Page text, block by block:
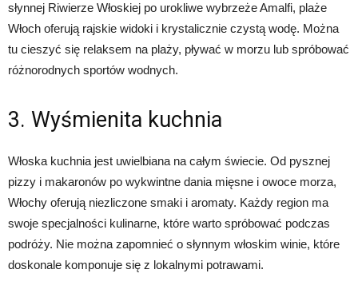
słynnej Riwierze Włoskiej po urokliwe wybrzeże Amalfi, plaże
Włoch oferują rajskie widoki i krystalicznie czystą wodę. Można
tu cieszyć się relaksem na plaży, pływać w morzu lub spróbować
różnorodnych sportów wodnych.
3. Wyśmienita kuchnia
Włoska kuchnia jest uwielbiana na całym świecie. Od pysznej
pizzy i makaronów po wykwintne dania mięsne i owoce morza,
Włochy oferują niezliczone smaki i aromaty. Każdy region ma
swoje specjalności kulinarne, które warto spróbować podczas
podróży. Nie można zapomnieć o słynnym włoskim winie, które
doskonale komponuje się z lokalnymi potrawami.